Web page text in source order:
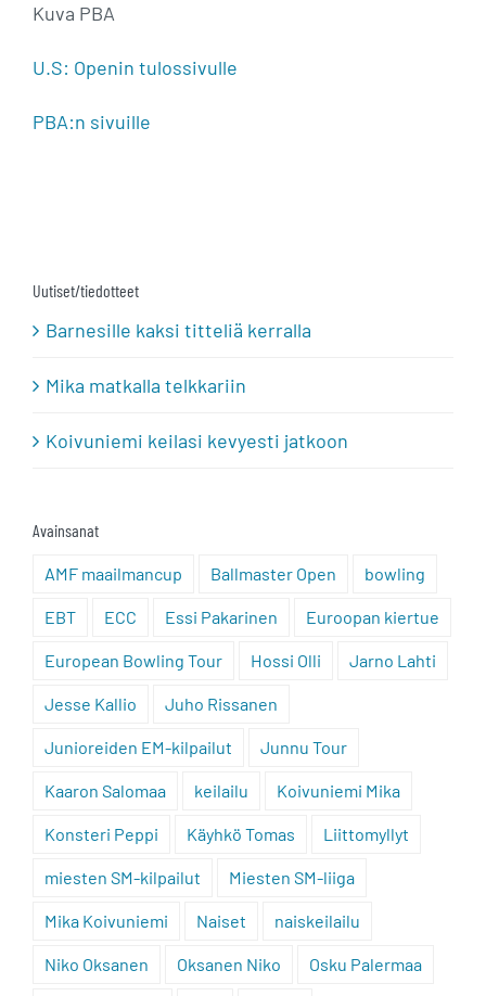
Kuva PBA
U.S: Openin tulossivulle
PBA:n sivuille
Uutiset/tiedotteet
Barnesille kaksi titteliä kerralla
Mika matkalla telkkariin
Koivuniemi keilasi kevyesti jatkoon
Avainsanat
AMF maailmancup Ballmaster Open bowling
EBT ECC Essi Pakarinen Euroopan kiertue
European Bowling Tour Hossi Olli Jarno Lahti
Jesse Kallio Juho Rissanen
Junioreiden EM-kilpailut Junnu Tour
Kaaron Salomaa keilailu Koivuniemi Mika
Konsteri Peppi Käyhkö Tomas Liittomyllyt
miesten SM-kilpailut Miesten SM-liiga
Mika Koivuniemi Naiset naiskeilailu
Niko Oksanen Oksanen Niko Osku Palermaa